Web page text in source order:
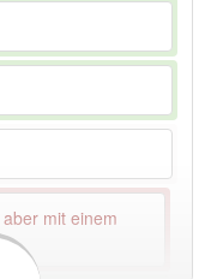
aber mit einem